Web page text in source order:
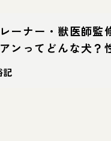
レーナー・獣医師監
ンってどんな犬？
育て方・迎え方
記